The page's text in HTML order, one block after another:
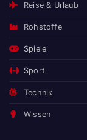
Reise & Urlaub
Rohstoffe
Spiele
Sport
Technik
Wissen